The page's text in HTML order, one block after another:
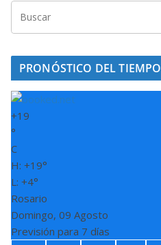
PRONÓSTICO DEL TIEMPO
+19
°
C
H: +19°
L: +4°
Rosario
Domingo, 09 Agosto
Previsión para 7 días